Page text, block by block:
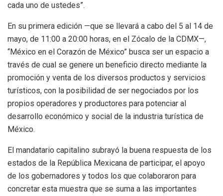
cada uno de ustedes”.
En su primera edición —que se llevará a cabo del 5 al 14 de
mayo, de 11:00 a 20:00 horas, en el Zócalo de la CDMX—,
“México en el Corazón de México” busca ser un espacio a
través de cual se genere un beneficio directo mediante la
promoción y venta de los diversos productos y servicios
turísticos, con la posibilidad de ser negociados por los
propios operadores y productores para potenciar al
desarrollo económico y social de la industria turística de
México.
El mandatario capitalino subrayó la buena respuesta de los
estados de la República Mexicana de participar, el apoyo
de los gobernadores y todos los que colaboraron para
concretar esta muestra que se suma a las importantes